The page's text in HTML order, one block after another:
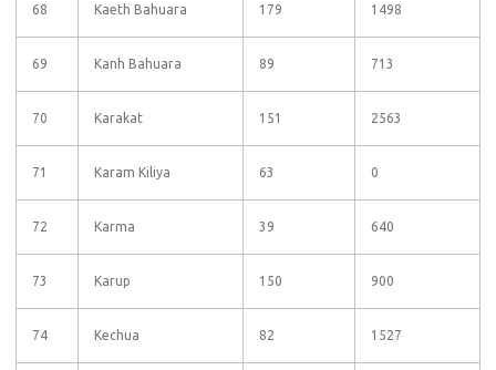
68 Kaeth Bahuara 179 1498
69 Kanh Bahuara 89 713
70 Karakat 151 2563
71 Karam Kiliya 63 0
72 Karma 39 640
73 Karup 150 900
74 Kechua 82 1527